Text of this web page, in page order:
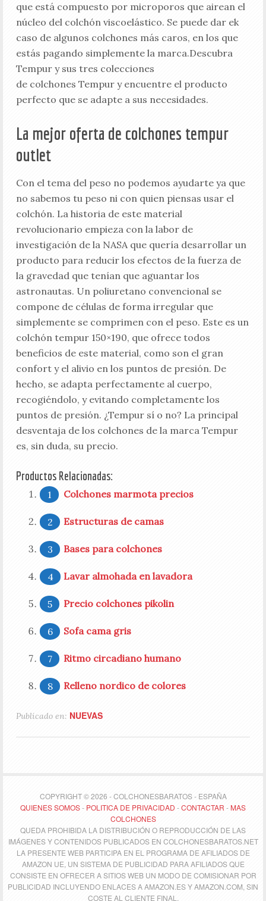
que está compuesto por microporos que airean el
núcleo del colchón viscoelástico. Se puede dar ek
caso de algunos colchones más caros, en los que
estás pagando simplemente la marca.Descubra
Tempur y sus tres colecciones
de colchones Tempur y encuentre el producto
perfecto que se adapte a sus necesidades.
La mejor oferta de colchones tempur
outlet
Con el tema del peso no podemos ayudarte ya que
no sabemos tu peso ni con quien piensas usar el
colchón. La historia de este material
revolucionario empieza con la labor de
investigación de la NASA que quería desarrollar un
producto para reducir los efectos de la fuerza de
la gravedad que tenían que aguantar los
astronautas. Un poliuretano convencional se
compone de células de forma irregular que
simplemente se comprimen con el peso. Este es un
colchón tempur 150×190, que ofrece todos
beneficios de este material, como son el gran
confort y el alivio en los puntos de presión. De
hecho, se adapta perfectamente al cuerpo,
recogiéndolo, y evitando completamente los
puntos de presión. ¿Tempur sí o no? La principal
desventaja de los colchones de la marca Tempur
es, sin duda, su precio.
Productos Relacionadas:
Colchones marmota precios
Estructuras de camas
Bases para colchones
Lavar almohada en lavadora
Precio colchones pikolin
Sofa cama gris
Ritmo circadiano humano
Relleno nordico de colores
Publicado en: NUEVAS
COPYRIGHT © 2026 - COLCHONESBARATOS - ESPAÑA
QUIENES SOMOS- POLITICA DE PRIVACIDAD -CONTACTAR -MAS
COLCHONES
QUEDA PROHIBIDA LA DISTRIBUCIÓN O REPRODUCCIÓN DE LAS
IMÁGENES Y CONTENIDOS PUBLICADOS EN COLCHONESBARATOS.NET
LA PRESENTE WEB PARTICIPA EN EL PROGRAMA DE AFILIADOS DE
AMAZON UE, UN SISTEMA DE PUBLICIDAD PARA AFILIADOS QUE
CONSISTE EN OFRECER A SITIOS WEB UN MODO DE COMISIONAR POR
PUBLICIDAD INCLUYENDO ENLACES A AMAZON.ES Y AMAZON.COM, SIN
COSTE AL CLIENTE FINAL.